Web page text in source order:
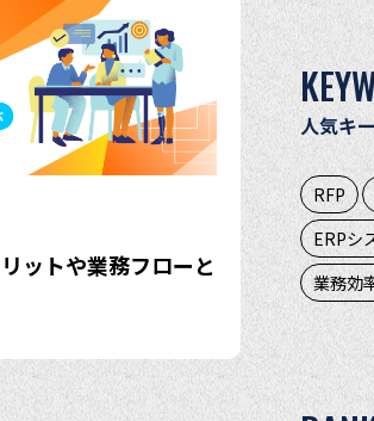
ットや業務フローと
人気キ
RFP
ERPシ
業務効